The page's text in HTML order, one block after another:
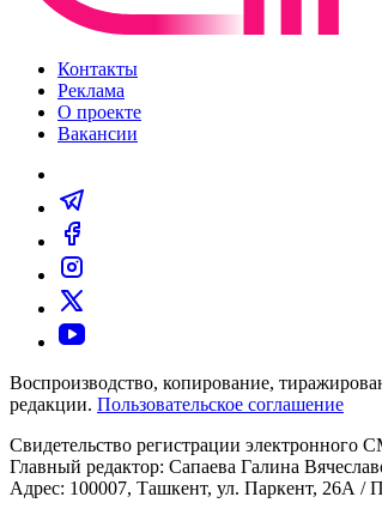
Контакты
Реклама
О проекте
Вакансии
Воспроизводство, копирование,
редакции. Пользовательское соглашение
Свидетельство регистрации электронного
Главный редактор: Сапаева Галина
Адрес: 100007, Ташкент, ул. Паркент, 26А /